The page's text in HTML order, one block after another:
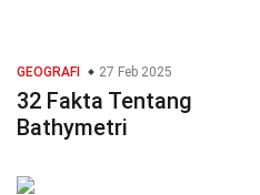
GEOGRAFI 27 Feb 2025
32 Fakta Tentang
Bathymetri